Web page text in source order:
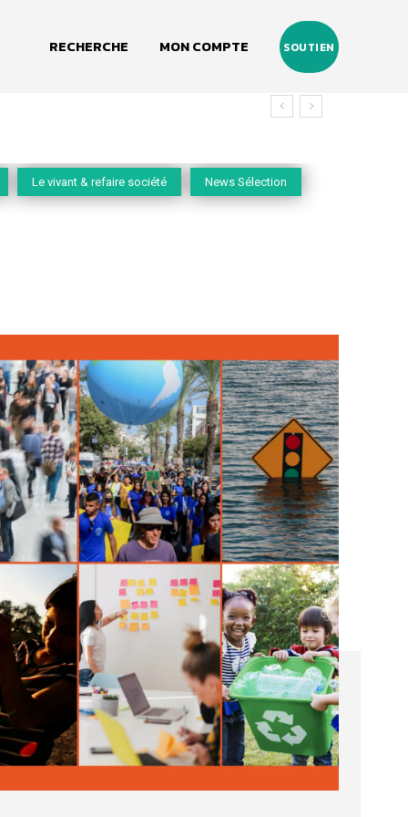
RECHERCHE MON COMPTE SOUTIEN
Le vivant & refaire société News Sélection